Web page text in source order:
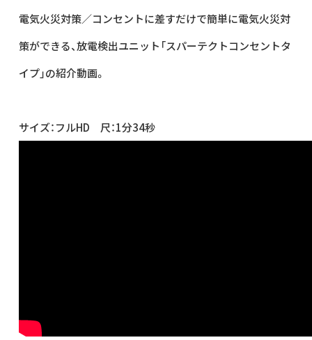
電気火災対策／コンセントに差すだけで簡単に電気火災対
策ができる、放電検出ユニット「スパーテクトコンセントタ
イプ」の紹介動画。
サイズ：フルHD 尺：1分34秒